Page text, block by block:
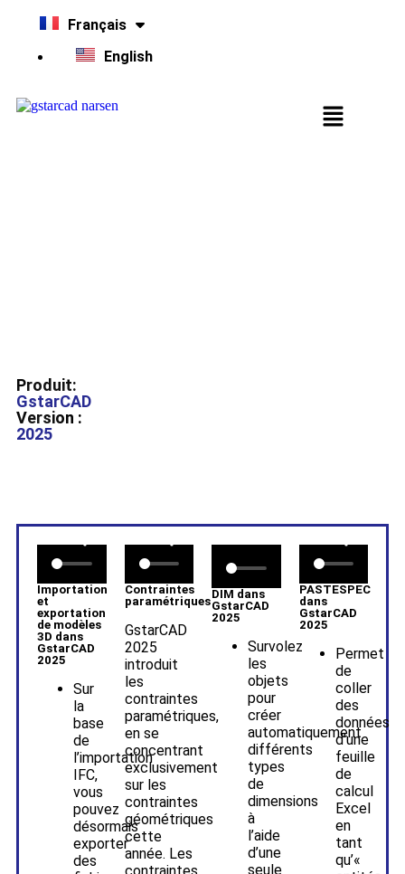
Français
English
Produit:
GstarCAD
Version :
2025
Importation
et
exportation
de modèles
3D dans
GstarCAD
2025
Sur
la
base
de
l’importation
IFC,
vous
pouvez
désormais
exporter
des
Contraintes
paramétriques
GstarCAD
2025
introduit
les
contraintes
paramétriques,
en se
concentrant
exclusivement
sur les
contraintes
géométriques
cette
année. Les
DIM dans
GstarCAD
2025
Survolez
les
objets
pour
créer
automatiquement
différents
types
de
dimensions
à
l’aide
d’une
seule
PASTESPEC
dans
GstarCAD
2025
Permet
de
coller
des
données
d’une
feuille
de
calcul
Excel
en
tant
qu’«